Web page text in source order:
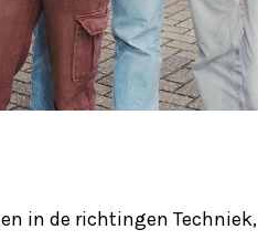
in de richtingen Techniek,